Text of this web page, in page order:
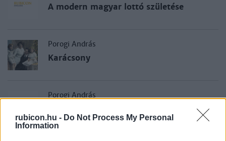
rubicon.hu - Do Not Process My Personal
Information
A modern magyar lottó születése
Porogi András
Karácsony
Porogi András